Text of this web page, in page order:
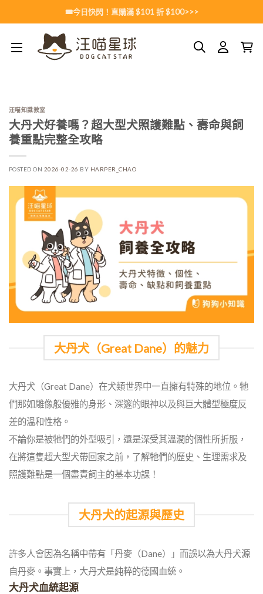
🎟️今日快閃！直購滿 $101 折 $100>>>
汪喵知識教室
大丹犬好養嗎？超大型犬照護難點、壽命與飼
養重點完整全攻略
POSTED ON 2026-02-26 BY HARPER_CHAO
大丹犬（Great Dane）的魅力
大丹犬（Great Dane）在犬類世界中一直擁有特殊的地位。牠
們那如雕像般優雅的身形、深邃的眼神以及與巨大體型極度反
差的溫和性格。
不論你是被牠們的外型吸引，還是深受其溫潤的個性所折服，
在將這隻超大型犬帶回家之前，了解牠們的歷史、生理需求及
照護難點是一個盡責飼主的基本功課！
大丹犬的起源與歷史
許多人會因為名稱中帶有「丹麥（Dane）」而誤以為大丹犬源
自丹麥。事實上，大丹犬是純粹的德國血統。
大丹犬血統起源